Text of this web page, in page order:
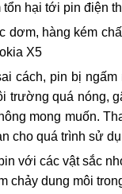
tổn hại tới pin điện
dơm, hàng kém
X5
cách, pin bị
trường quá nóng,
mong muốn.
cho quá trình sử
với các vật sắc
chảy dung môi